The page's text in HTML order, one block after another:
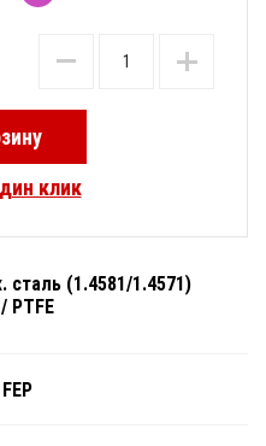
клик
сталь (1.4581/1.4571)
PTFE
FEP